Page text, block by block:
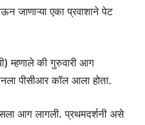
जाणाऱ्या एका प्रवाशाने पेट
म्हणाले की गुरुवारी आग
पीसीआर कॉल आला होता.
बसला आग लागली. प्रथमदर्शनी असे